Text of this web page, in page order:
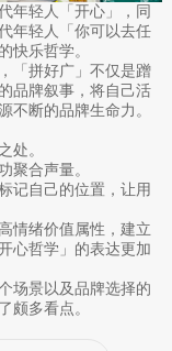
年轻人「开心」，同
年轻人「你可以去任
快乐哲学。
「拼好广」不仅是蹭
品牌叙事，将自己活
不断的品牌生命力。
处。
聚合声量。
记自己的位置，让用
情绪价值属性，建立
心哲学」的表达更加
场景以及品牌选择的
颇多看点。